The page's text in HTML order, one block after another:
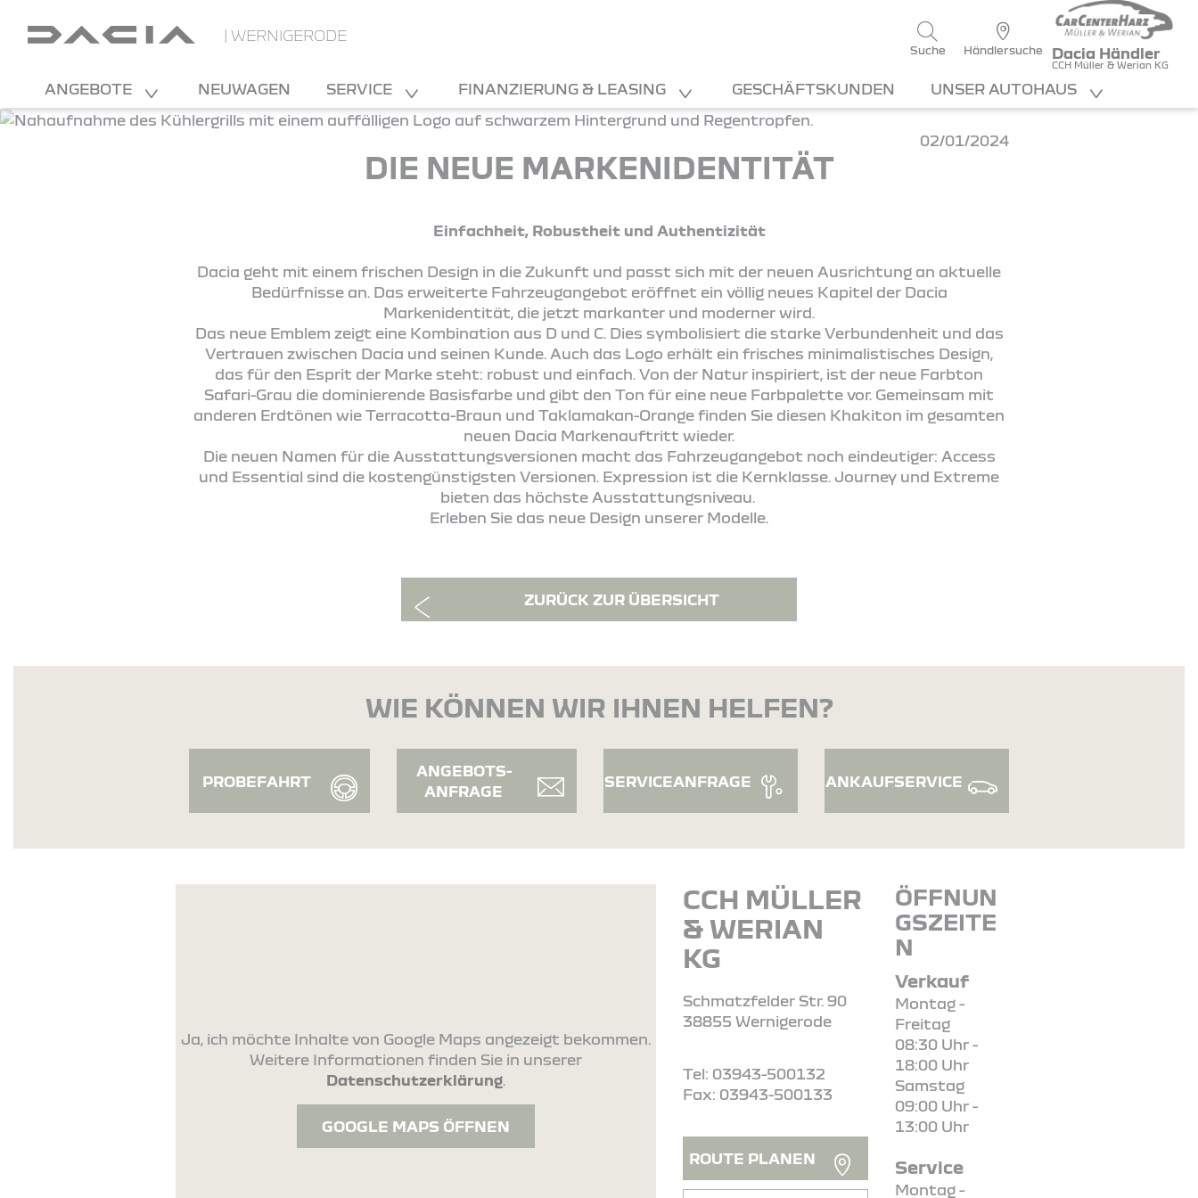
| WERNIGERODE
Suche Händlersuche Dacia Händler
CCH Müller & Werian KG
ANGEBOTE NEUWAGEN SERVICE FINANZIERUNG & LEASING GESCHÄFTSKUNDEN UNSER AUTOHAUS
02/01/2024
DIE NEUE MARKENIDENTITÄT
Einfachheit, Robustheit und Authentizität
Dacia geht mit einem frischen Design in die Zukunft und passt sich mit der neuen Ausrichtung an aktuelle
Bedürfnisse an. Das erweiterte Fahrzeugangebot eröffnet ein völlig neues Kapitel der Dacia
Markenidentität, die jetzt markanter und moderner wird.
Das neue Emblem zeigt eine Kombination aus D und C. Dies symbolisiert die starke Verbundenheit und das
Vertrauen zwischen Dacia und seinen Kunde. Auch das Logo erhält ein frisches minimalistisches Design,
das für den Esprit der Marke steht: robust und einfach. Von der Natur inspiriert, ist der neue Farbton
Safari-Grau die dominierende Basisfarbe und gibt den Ton für eine neue Farbpalette vor. Gemeinsam mit
anderen Erdtönen wie Terracotta-Braun und Taklamakan-Orange finden Sie diesen Khakiton im gesamten
neuen Dacia Markenauftritt wieder.
Die neuen Namen für die Ausstattungsversionen macht das Fahrzeugangebot noch eindeutiger: Access
und Essential sind die kostengünstigsten Versionen. Expression ist die Kernklasse. Journey und Extreme
bieten das höchste Ausstattungsniveau.
Erleben Sie das neue Design unserer Modelle.
ZURÜCK ZUR ÜBERSICHT
WIE KÖNNEN WIR IHNEN HELFEN?
PROBEFAHRT
ANGEBOTS-
ANFRAGE
SERVICEANFRAGE ANKAUFSERVICE
Ja, ich möchte Inhalte von Google Maps angezeigt bekommen.
Weitere Informationen finden Sie in unserer
Datenschutzerklärung.
GOOGLE MAPS ÖFFNEN
CCH MÜLLER
& WERIAN
KG
Schmatzfelder Str. 90
38855 Wernigerode
Tel: 03943-500132
Fax: 03943-500133
ROUTE PLANEN
ÖFFNUN
GSZEITE
N
Verkauf
Montag -
Freitag
08:30 Uhr -
18:00 Uhr
Samstag
09:00 Uhr -
13:00 Uhr
Service
Montag -